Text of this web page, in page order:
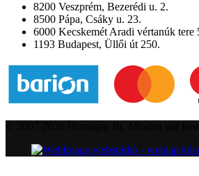
8200 Veszprém, Bezerédi u. 2.
8500 Pápa, Csáky u. 23.
6000 Kecskemét Aradi vértanúk tere
1193 Budapest, Üllői út 250.